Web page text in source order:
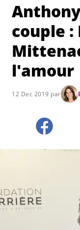
couple
l'amour
12 Dec 2019 par